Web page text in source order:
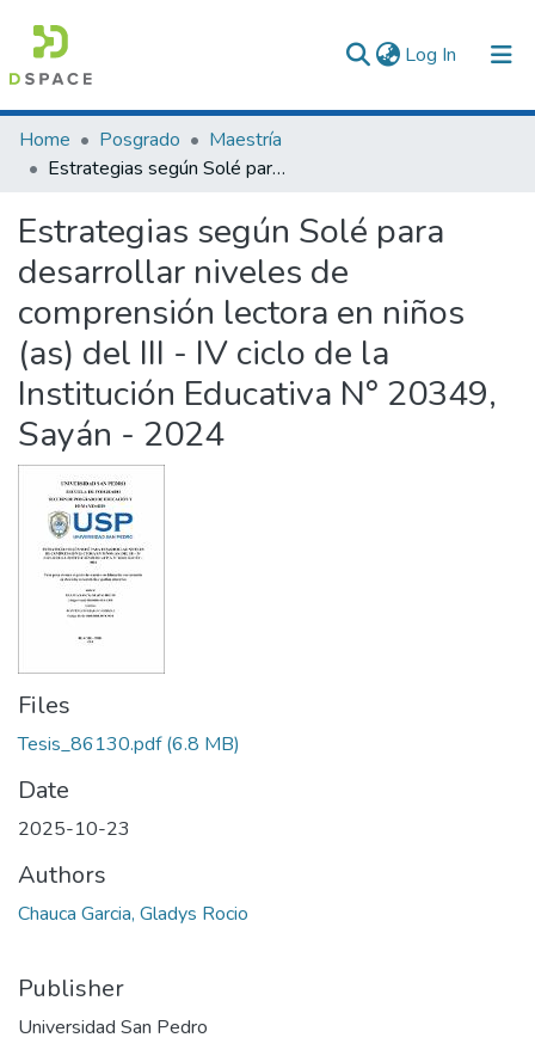
Log In (current)
Communities & Collections
All of DSpace
Statistics
Home Posgrado
Maestría
Estrategias según Solé para desarrollar niveles de comprensión lectora en niños (as) del III - IV ciclo de la Institución Educativa N° 20349, Sayán - 2024
Estrategias según Solé para
desarrollar niveles de
comprensión lectora en niños
(as) del III - IV ciclo de la
Institución Educativa N° 20349,
Sayán - 2024
Files
Tesis_86130.pdf(6.8 MB)
Date
2025-10-23
Authors
Chauca Garcia, Gladys Rocio
Publisher
Universidad San Pedro